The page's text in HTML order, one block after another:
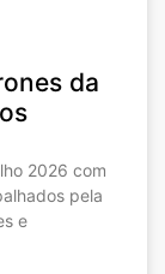
da
2026 com
pela
e